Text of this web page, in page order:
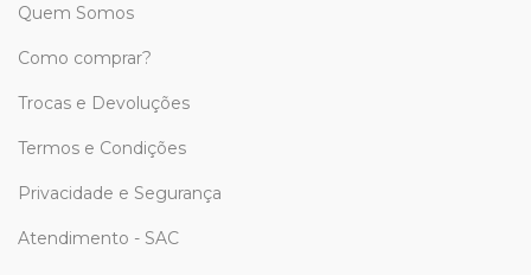
Quem Somos
Como comprar?
Trocas e Devoluções
Termos e Condições
Privacidade e Segurança
Atendimento - SAC